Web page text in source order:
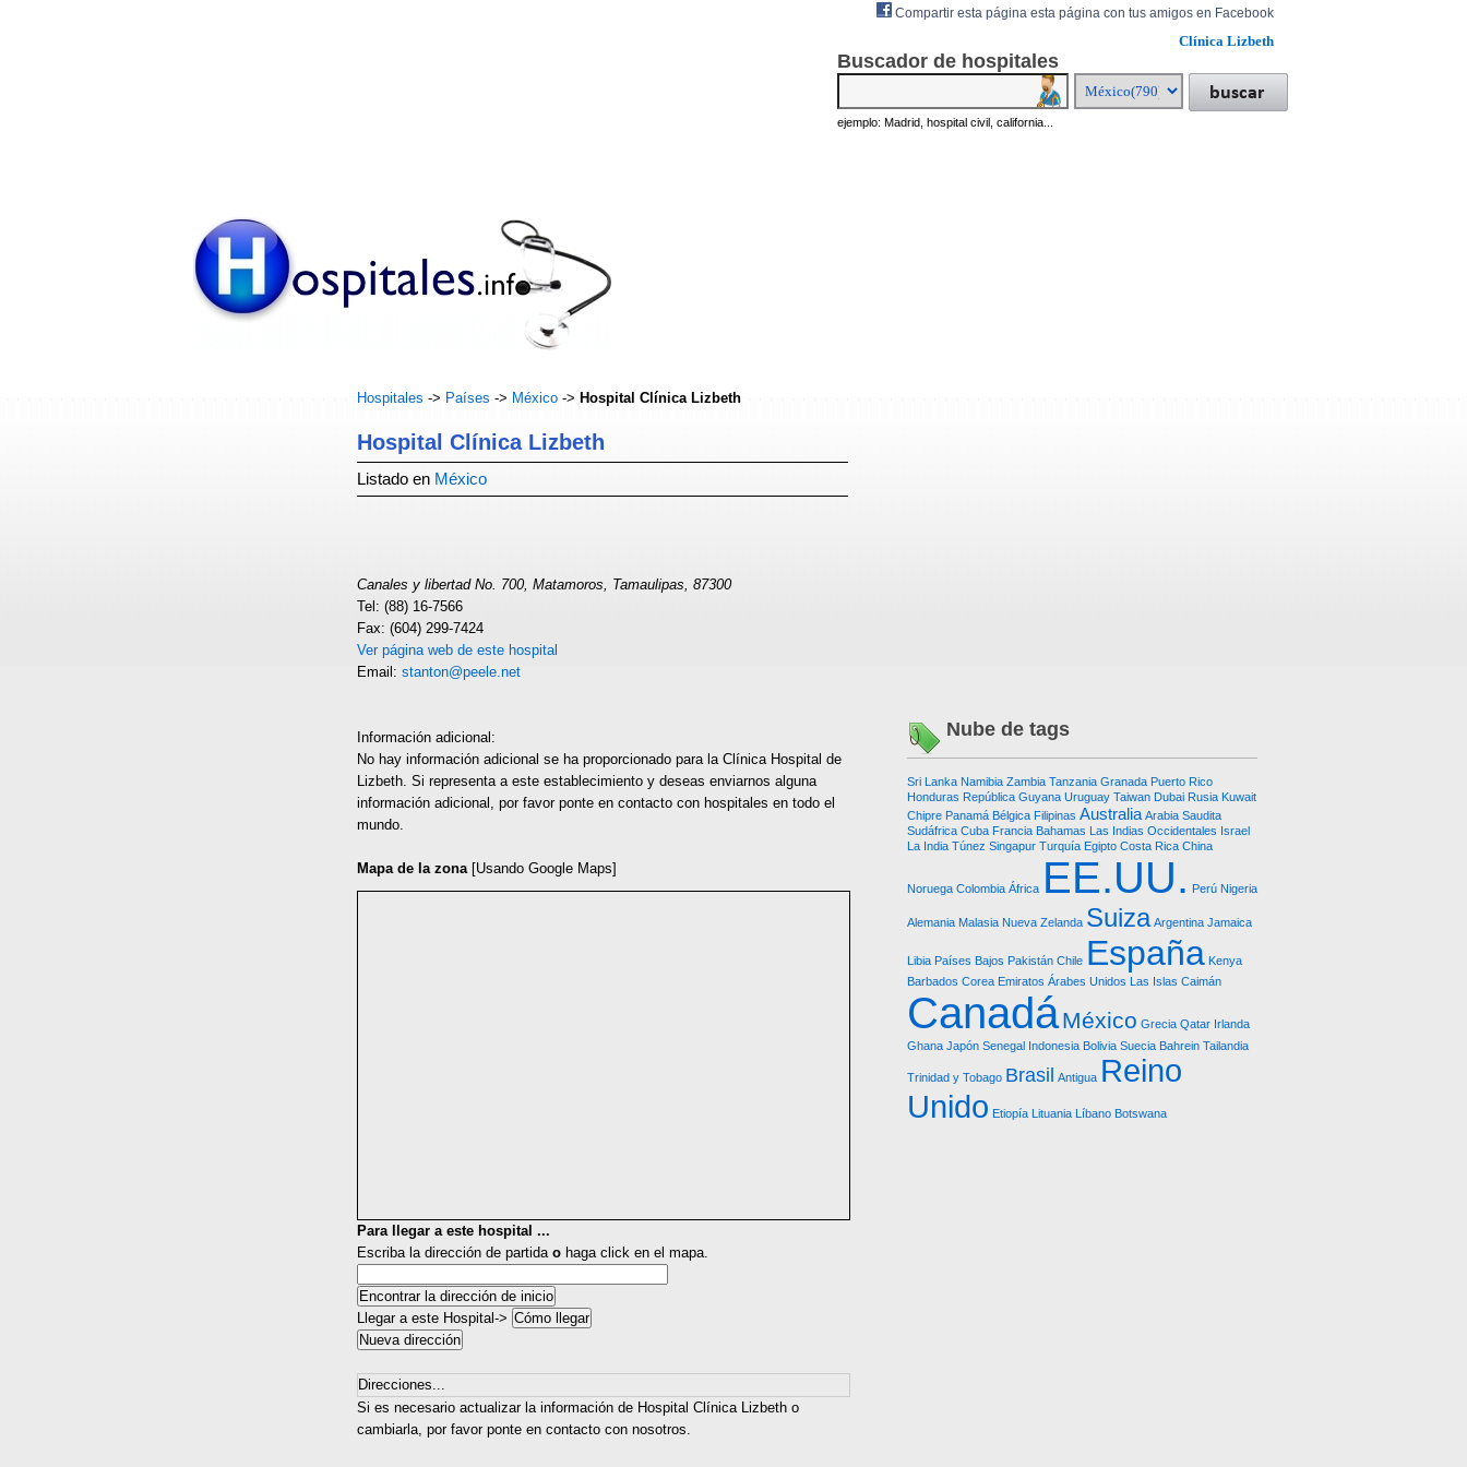
Clínica Lizbeth
Buscador de hospitales
ejemplo: Madrid, hospital civil, california...
Hospitales -> Países -> México -> Hospital Clínica Lizbeth
Hospital Clínica Lizbeth
Listado en México
Canales y libertad No. 700, Matamoros, Tamaulipas, 87300
Tel: (88) 16-7566
Fax: (604) 299-7424
Ver página web de este hospital
Email: stanton@peele.net
Información adicional:
No hay información adicional se ha proporcionado para la Clínica Hospital de
Lizbeth. Si representa a este establecimiento y deseas enviarnos alguna
información adicional, por favor ponte en contacto con hospitales en todo el
mundo.
Mapa de la zona[Usando Google Maps]
Para llegar a este hospital ...
Escriba la dirección de partida o haga click en el mapa.
Llegar a este Hospital->
Direcciones...
Si es necesario actualizar la información de Hospital Clínica Lizbeth o
cambiarla, por favor ponte en contacto con nosotros.
Nube de tags
Sri Lanka Namibia Zambia Tanzania Granada Puerto Rico
Honduras República Guyana Uruguay Taiwan Dubai Rusia Kuwait
Chipre Panamá Bélgica Filipinas Australia Arabia Saudita
Sudáfrica Cuba Francia Bahamas Las Indias Occidentales Israel
La India Túnez Singapur Turquía Egipto Costa Rica China
Noruega Colombia África EE.UU. Perú Nigeria
Alemania Malasia Nueva Zelanda Suiza Argentina Jamaica
Libia Países Bajos Pakistán Chile España Kenya
Barbados Corea Emiratos Árabes Unidos Las Islas Caimán
CanadáMéxico Grecia Qatar Irlanda
Ghana Japón Senegal Indonesia Bolivia Suecia Bahrein Tailandia
Trinidad y Tobago Brasil Antigua Reino
Unido Etiopía Lituania Líbano Botswana
Compartir esta página esta página con tus amigos en Facebook